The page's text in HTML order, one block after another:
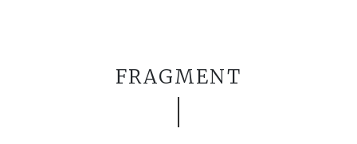
FRAGMENT